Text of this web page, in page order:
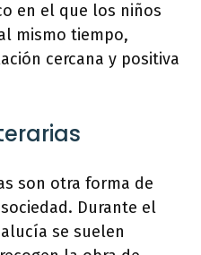
en el que los niños
mismo tiempo,
cercana y positiva
son otra forma de
Durante el
se suelen